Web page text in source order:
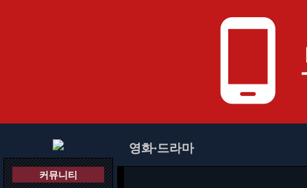
phone_android
커뮤니티
영화·드라마